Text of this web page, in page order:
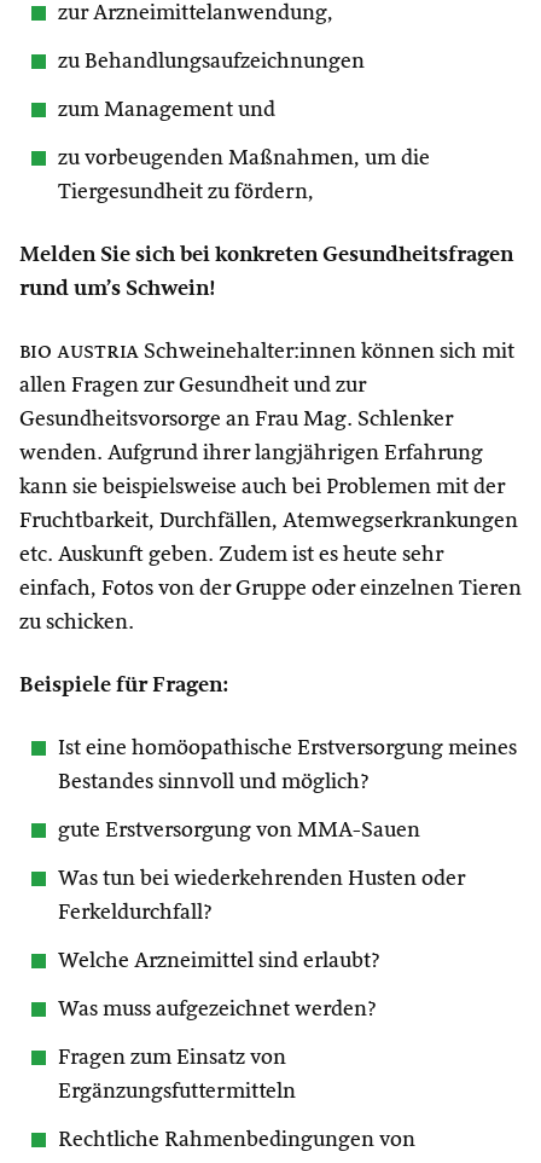
zur Arzneimittelanwendung,
zu Behandlungsaufzeichnungen
zum Management und
zu vorbeugenden Maßnahmen, um die
Tiergesundheit zu fördern,
Melden Sie sich bei konkreten Gesundheitsfragen
rund um’s Schwein!
bio austria Schweinehalter:innen können sich mit
allen Fragen zur Gesundheit und zur
Gesundheitsvorsorge an Frau Mag. Schlenker
wenden. Aufgrund ihrer langjährigen Erfahrung
kann sie beispielsweise auch bei Problemen mit der
Fruchtbarkeit, Durchfällen, Atemwegserkrankungen
etc. Auskunft geben. Zudem ist es heute sehr
einfach, Fotos von der Gruppe oder einzelnen Tieren
zu schicken.
Beispiele für Fragen:
Ist eine homöopathische Erstversorgung meines
Bestandes sinnvoll und möglich?
gute Erstversorgung von MMA-Sauen
Was tun bei wiederkehrenden Husten oder
Ferkeldurchfall?
Welche Arzneimittel sind erlaubt?
Was muss aufgezeichnet werden?
Fragen zum Einsatz von
Ergänzungsfuttermitteln
Rechtliche Rahmenbedingungen von